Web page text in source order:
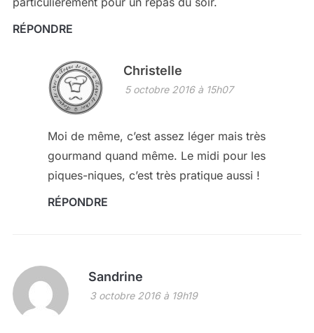
RÉPONDRE
Christelle
5 octobre 2016 à 15h07
Moi de même, c’est assez léger mais très
gourmand quand même. Le midi pour les
piques-niques, c’est très pratique aussi !
RÉPONDRE
Sandrine
3 octobre 2016 à 19h19